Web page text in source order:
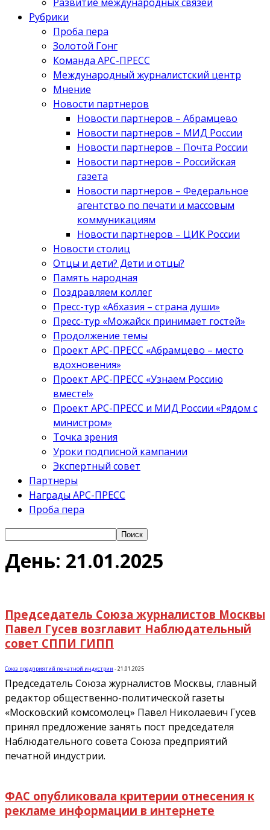
Рубрики
Проба пера
Золотой Гонг
Команда АРС-ПРЕСС
Международный журналистский центр
Мнение
Новости партнеров
Новости партнеров – Абрамцево
Новости партнеров – МИД России
Новости партнеров – Почта России
Новости партнеров – Российская
газета
Новости партнеров – Федеральное
агентство по печати и массовым
коммуникациям
Новости партнеров – ЦИК России
Новости столиц
Отцы и дети? Дети и отцы?
Память народная
Поздравляем коллег
Пресс-тур «Абхазия – страна души»
Пресс-тур «Можайск принимает гостей»
Продолжение темы
Проект АРС-ПРЕСС «Абрамцево – место
вдохновения»
Проект АРС-ПРЕСС «Узнаем Россию
вместе!»
Проект АРС-ПРЕСС и МИД России «Рядом с
министром»
Точка зрения
Уроки подписной кампании
Экспертный совет
Партнеры
Награды АРС-ПРЕСС
Проба пера
День: 21.01.2025
Председатель Союза журналистов Москвы
Павел Гусев возглавит Наблюдательный
совет СППИ ГИПП
Союз предприятий печатной индустрии -21.01.2025
Председатель Союза журналистов Москвы, главный
редактор общественно-политической газеты
«Московский комсомолец» Павел Николаевич Гусев
принял предложение занять пост председателя
Наблюдательного совета Союза предприятий
печатной индустрии.
ФАС опубликовала критерии отнесения к
рекламе информации в интернете